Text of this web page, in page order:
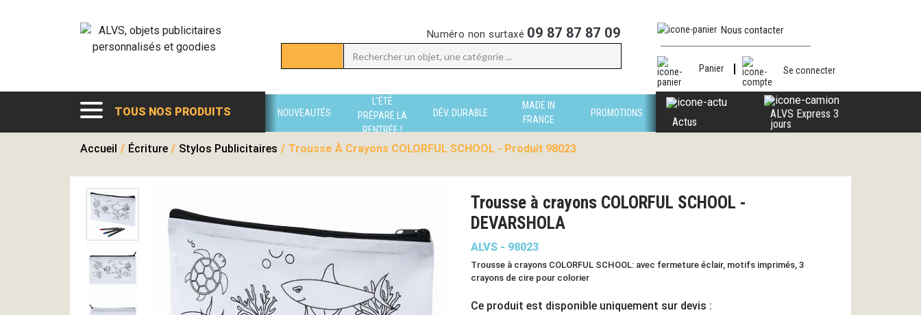
Numéro non surtaxé 09 87 87 87 09 Nous contacter
Panier Se connecter
TOUS NOS PRODUITS NOUVEAUTÉS
L'ÉTÉ
PRÉPARE LA
RENTRÉE !
DÉV. DURABLE
MADE IN
FRANCE
PROMOTIONS
Actus
ALVS Express 3
jours
Accueil / Écriture / Stylos Publicitaires / Trousse À Crayons COLORFUL SCHOOL - Produit 98023
Trousse à crayons COLORFUL SCHOOL -
DEVARSHOLA
ALVS - 98023
Trousse à crayons COLORFUL SCHOOL: avec fermeture éclair, motifs imprimés, 3
crayons de cire pour colorier
Ce produit est disponible uniquement sur devis :